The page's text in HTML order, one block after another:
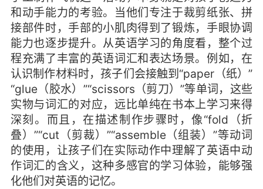
和动手能力的考验。当他们专注于裁剪纸张、拼
接部件时，手部的小肌肉得到了锻炼，手眼协调
能力也逐步提升。从英语学习的角度看，整个过
程充满了丰富的英语词汇和表达场景。例如，在
认识制作材料时，孩子们会接触到“paper（纸）”
“glue（胶水）”“scissors（剪刀）”等单词，这些
实物与词汇的对应，远比单纯在书本上学习来得
深刻。而且，在描述制作步骤时，像“fold（折
叠）”“cut（剪裁）”“assemble（组装）”等动词
的使用，让孩子们在实际动作中理解了英语中动
作词汇的含义，这种多感官的学习体验，能够强
化他们对英语的记忆。